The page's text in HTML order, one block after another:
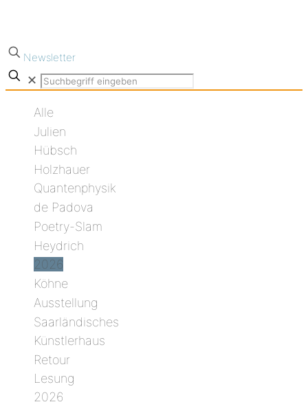
Newsletter
✕
Alle
Julien
Hübsch
Holzhauer
Quantenphysik
de Padova
Poetry-Slam
Heydrich
2026
Köhne
Ausstellung
Saarländisches
Künstlerhaus
Retour
Lesung
2026